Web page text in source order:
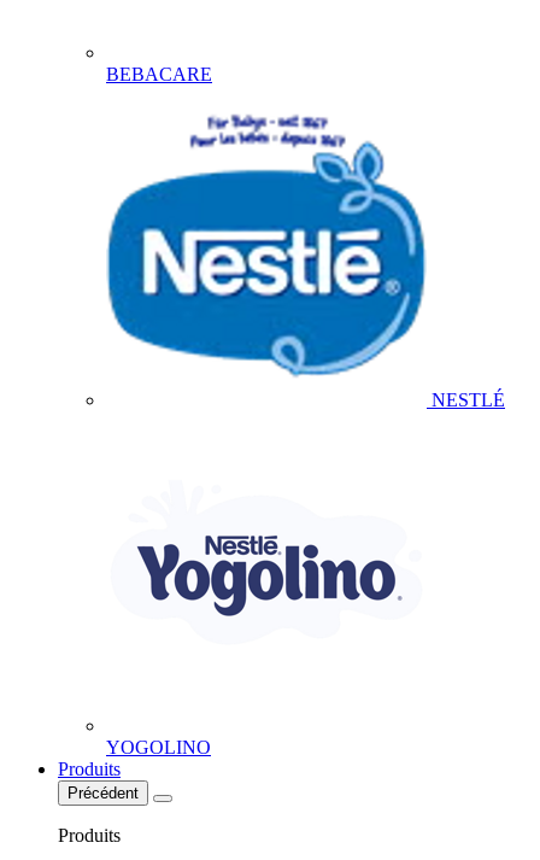
BEBACARE
NESTLÉ
YOGOLINO
Produits
Précédent
Produits